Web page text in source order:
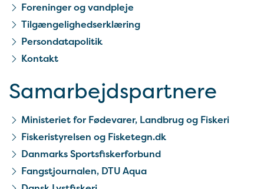
Foreninger og vandpleje
Tilgængelighedserklæring
Persondatapolitik
Kontakt
Samarbejds­partnere
Ministeriet for Fødevarer, Landbrug og Fiskeri
Fiskeristyrelsen og Fisketegn.dk
Danmarks Sportsfiskerforbund
Fangstjournalen, DTU Aqua